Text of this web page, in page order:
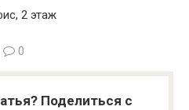
2 этаж
0
Поделиться с